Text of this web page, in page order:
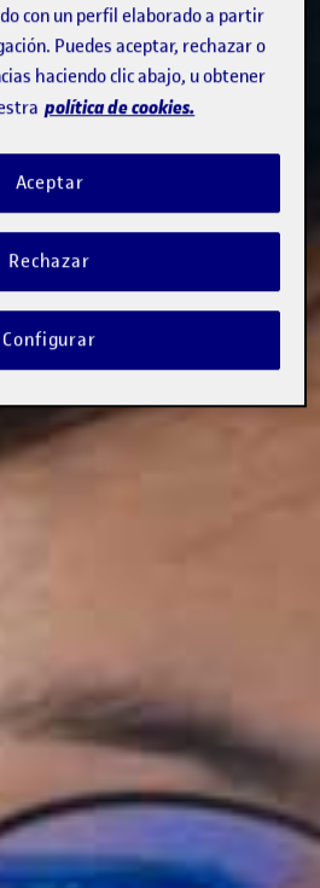
con un perfil elaborado a partir
Puedes aceptar, rechazar o
haciendo clic abajo, u obtener
política de cookies.
Rechazar
Aceptar
Configurar